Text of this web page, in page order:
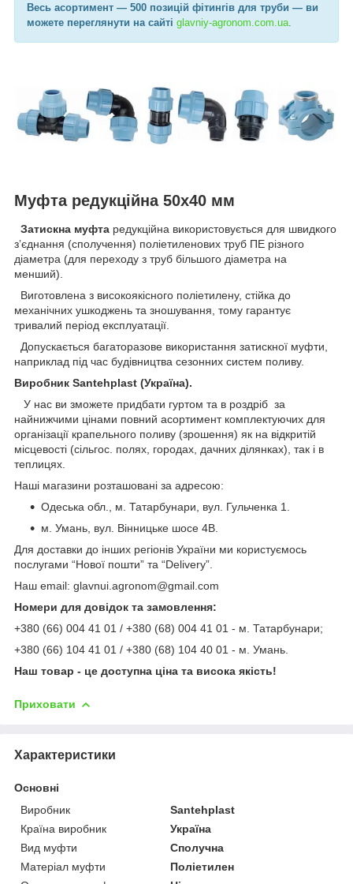
Весь асортимент — 500 позицій фітингів для труби — ви
можете переглянути на сайті glavniy-agronom.com.ua​
Муфта редукційна 50х40 мм
Затискна муфта редукційна використовується для швидкого
зʼєднання (сполучення) поліетиленових труб ПЕ різного
діаметра (для переходу з труб більшого діаметра на
менший).
Виготовлена з високоякісного поліетилену, стійка до
механічних ушкоджень та зношування, тому гарантує
тривалий період експлуатації.
Допускається багаторазове використання затискної муфти,
наприклад під час будівництва сезонних систем поливу.
Виробник Santehplast (Україна).
У нас ви зможете придбати гуртом та в роздріб за
найнижчими цінами повний асортимент комплектуючих для
організації крапельного поливу (зрошення) як на відкритій
місцевості (сільгос. полях, городах, дачних ділянках), так і в
теплицях.
Наші магазини розташовані за адресою:
Одеська обл., м. Татарбунари, вул. Гульченка 1.
м. Умань, вул. Вінницьке шосе 4В.
Для доставки до інших регіонів України ми користуємось
послугами “Нової пошти” та “Delivery”.
Наш email: glavnui.agronom@gmail.com
Номери для довідок та замовлення:
+380 (66) 004 41 01 / +380 (68) 004 41 01 - м. Татарбунари;
+380 (66) 104 41 01 / +380 (68) 104 40 01 - м. Умань.
Наш товар - це доступна ціна та висока якість!
Приховати
Характеристики
Основні
Виробник
Santehplast
Країна виробник
Україна
Вид муфти
Сполучна
Матеріал муфти
Поліетилен